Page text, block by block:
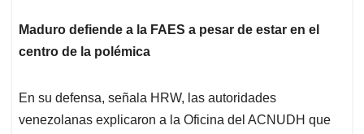
Maduro defiende a la FAES a pesar de estar en el
centro de la polémica
En su defensa, señala HRW, las autoridades
venezolanas explicaron a la Oficina del ACNUDH que